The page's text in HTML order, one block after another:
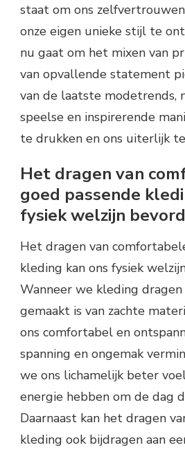
staat om ons
onze eigen unieke stijl te
nu gaat om het mixen van
van opvallende statement
van de laatste modetrends,
speelse en inspirerende
te drukken en ons uiterlijk
Het dragen van
goed passende
fysiek welzijn
Het dragen van
kleding kan ons fysiek
Wanneer we kleding
gemaakt is van zachte
ons comfortabel en
spanning en ongemak
we ons lichamelijk beter
energie hebben om de dag
Daarnaast kan het dragen
kleding ook bijdragen aan